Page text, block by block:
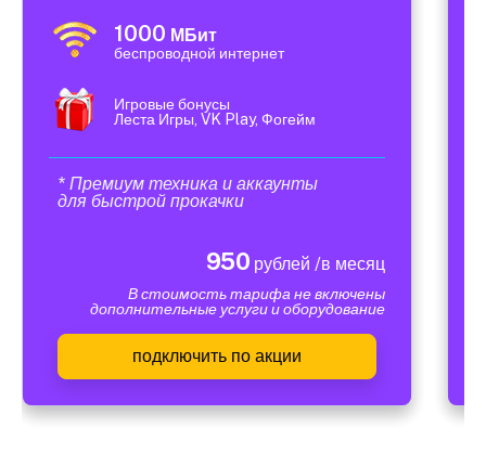
1000 МБит
беспроводной интернет
Игровые бонусы
Леста Игры, VK Play, Фогейм
* Премиум техника и аккаунты
для быстрой прокачки
950 рублей /в месяц
В стоимость тарифа не включены
дополнительные услуги и оборудование
подключить по акции